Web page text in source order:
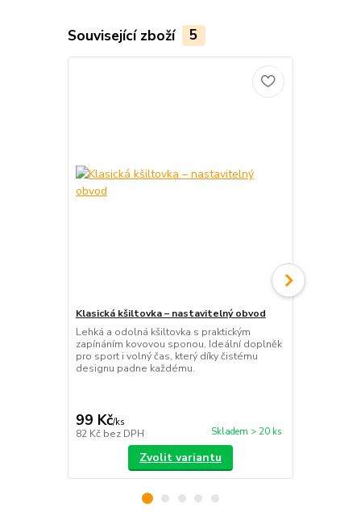
Související zboží 5
Klasická kšiltovka – nastavitelný obvod
Lehká a odolná kšiltovka s praktickým
zapínáním kovovou sponou. Ideální doplněk
pro sport i volný čas, který díky čistému
designu padne každému.
99 Kč/ks
82 Kč bez DPH Skladem > 20 ks
Zvolit variantu